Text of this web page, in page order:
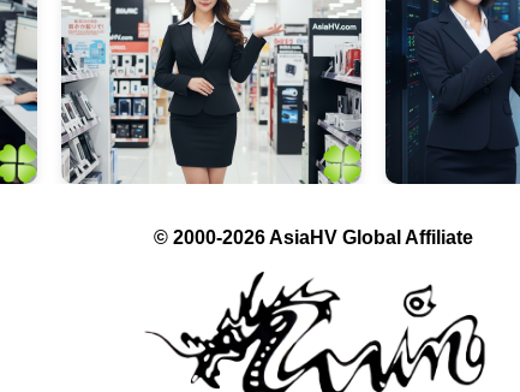
© 2000-2026 AsiaHV Global Affiliate